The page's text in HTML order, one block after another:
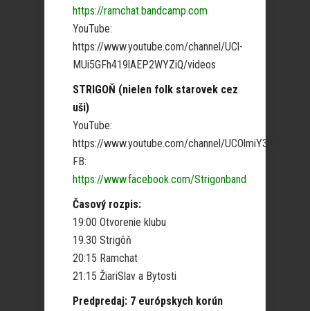
https://ramchat.bandcamp.com
YouTube:
https://www.youtube.com/channel/UCl-
MUi5GFh419lAEP2WYZiQ/videos
STRIGOŇ (nielen folk starovek cez
uši)
YouTube:
https://www.youtube.com/channel/
FB:
https://www.facebook.com/Strigonband
Časový rozpis:
19:00 Otvorenie klubu
19.30 Strigôň
20:15 Ramchat
21:15 ŽiariSlav a Bytosti
Predpredaj: 7 európskych korún